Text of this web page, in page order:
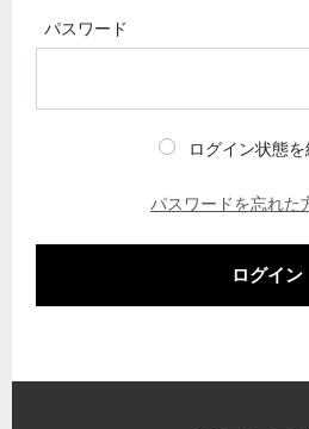
パスワード
ログイン状態
パスワードを忘れた
ログイン